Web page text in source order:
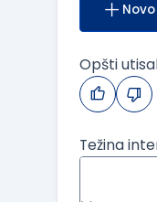
Opšti
Težina